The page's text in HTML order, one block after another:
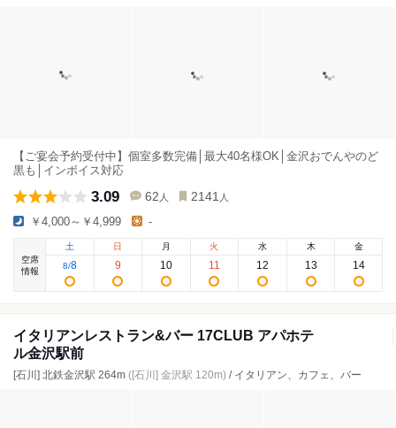
【ご宴会予約受付中】個室多数完備│最大40名様OK│金沢おでんやのど
黒も│インボイス対応
3.09 62 人 2141 人
￥4,000～￥4,999 -
空席
情報
土
8/8
日
9
月
10
火
11
水
12
木
13
金
14
イタリアンレストラン&バー 17CLUB アパホテ
ル金沢駅前
[石川] 北鉄金沢駅 264m ([石川] 金沢駅 120m) / イタリアン、カフェ、バー